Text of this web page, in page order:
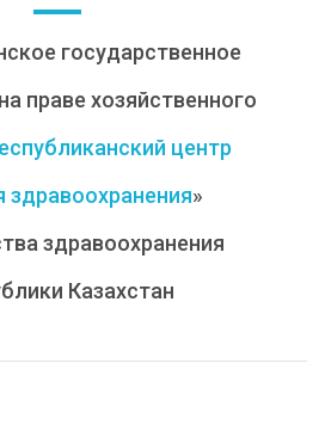
государственное
праве хозяйственного
центр
здравоохранения»
здравоохранения
Казахстан